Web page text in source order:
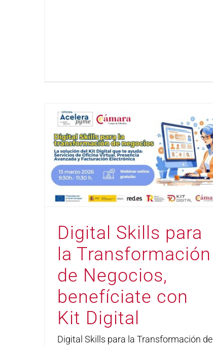
Digital Skills para
la Transformación
de Negocios,
benefíciate con
Kit Digital
Digital Skills para la Transformación de